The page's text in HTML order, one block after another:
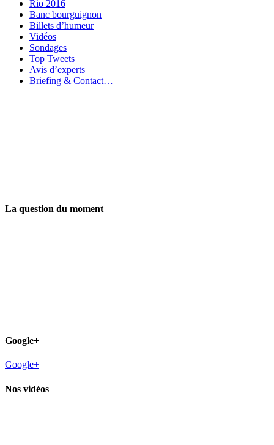
Rio 2016
Banc bourguignon
Billets d’humeur
Vidéos
Sondages
Top Tweets
Avis d’experts
Briefing & Contact…
La question du moment
Google+
Google+
Nos vidéos